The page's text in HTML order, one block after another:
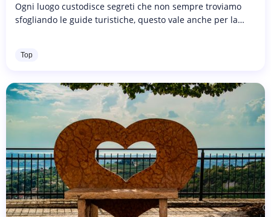
Ogni luogo custodisce segreti che non sempre troviamo
sfogliando le guide turistiche, questo vale anche per la
Top